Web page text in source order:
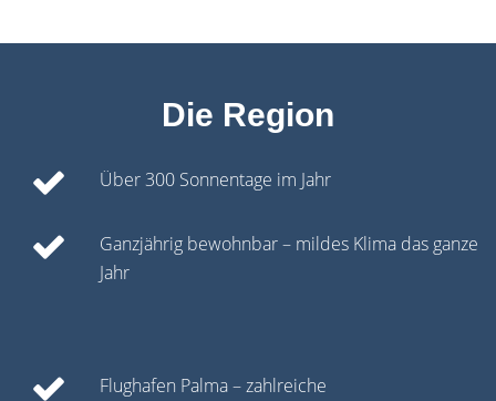
Die Region
Über 300 Sonnentage im Jahr
Ganzjährig bewohnbar – mildes Klima das ganze
Jahr
Flughafen Palma – zahlreiche